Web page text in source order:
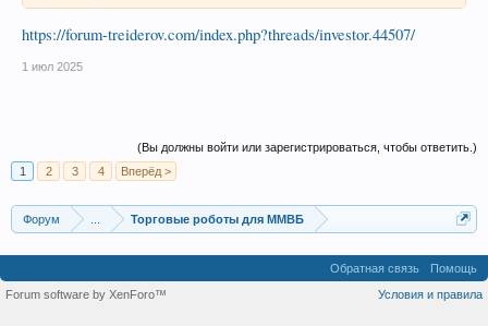
https://forum-treiderov.com/index.php?threads/investor.44507/
1 июл 2025
(Вы должны войти или зарегистрироваться, чтобы ответить.)
1
2 3 4 Вперёд >
Форум ... Торговые роботы для ММВБ
Обратная связь
Помощь
Условия и правила
Forum software by XenForo™